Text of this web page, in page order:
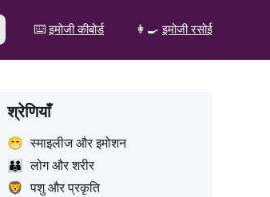
⌨️इमोजी कीबोर्ड 👩‍🍳इमोजी रसोई
श्रेणियाँ
😁 स्माइलीज और इमोशन
👪
लोग और शरीर
🦁 पशु और प्रकृति